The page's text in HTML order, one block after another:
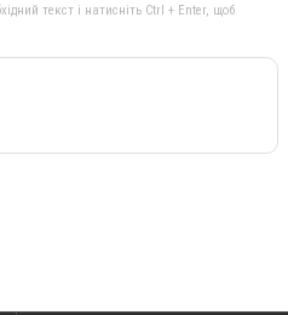
текст і натисніть Ctrl + Enter, щоб